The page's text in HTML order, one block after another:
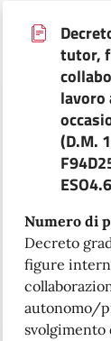
tutor,
(D.M.
Numero di
Decreto
figure
autonomo/